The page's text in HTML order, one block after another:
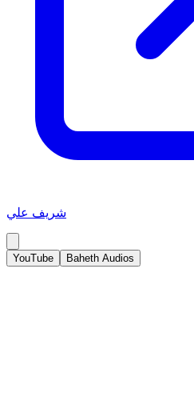
شريف علي
YouTube Baheth Audios